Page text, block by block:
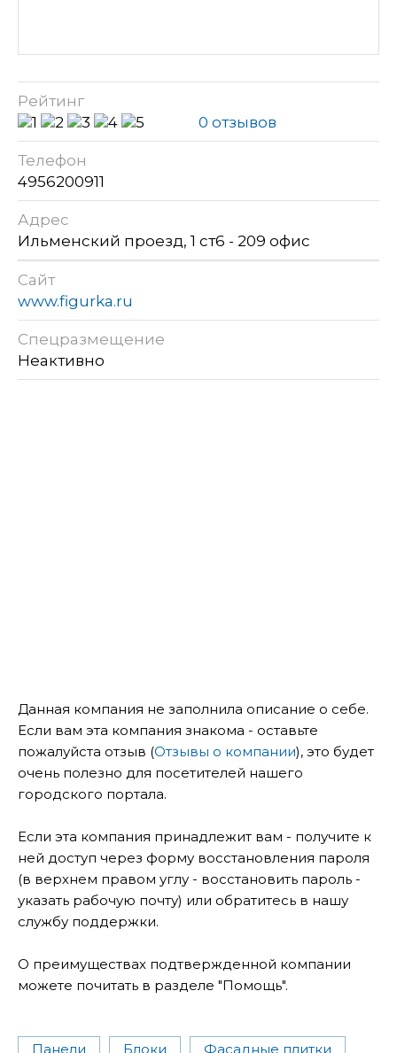
Рейтинг
0 отзывов
Телефон
4956200911
Адрес
Ильменский проезд, 1 ст6 - 209 офис
Сайт
www.figurka.ru
Спецразмещение
Неактивно
Данная компания не заполнила описание о себе.
Если вам эта компания знакома - оставьте
пожалуйста отзыв (Отзывы о компании), это будет
очень полезно для посетителей нашего
городского портала.
Если эта компания принадлежит вам - получите к
ней доступ через форму восстановления пароля
(в верхнем правом углу - восстановить пароль -
указать рабочую почту) или обратитесь в нашу
службу поддержки.
О преимуществах подтвержденной компании
можете почитать в разделе "Помощь".
Панели Блоки Фасадные плитки